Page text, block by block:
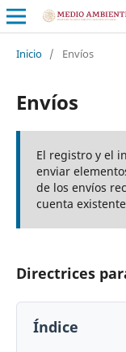
Inicio / Envíos
Envíos
El registro y el
enviar
de los envíos
cuenta
Directrices
Índice